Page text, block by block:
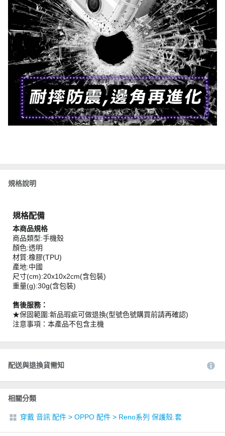
規格說明
規格配備
本商品規格
商品類型:手機殼
顏色:透明
材質:橡膠(TPU)
產地:中國
尺寸(cm):20x10x2cm(含包裝)
重量(g):30g(含包裝)
售後服務：
★保固範圍:新品瑕疵可做退換(型號色號購買前請再確認)
注意事項：本產品不包含主機
配送與退換貨需知
相關分類
穿戴 音訊 配件 > OPPO 配件 > Reno系列 保護殼.套